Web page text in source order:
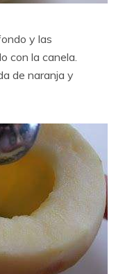
y las
con la canela.
de naranja y